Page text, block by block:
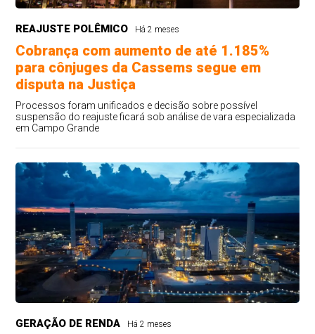
REAJUSTE POLÊMICO Há 2 meses
Cobrança com aumento de até 1.185%
para cônjuges da Cassems segue em
disputa na Justiça
Processos foram unificados e decisão sobre possível
suspensão do reajuste ficará sob análise de vara especializada
em Campo Grande
GERAÇÃO DE RENDA Há 2 meses